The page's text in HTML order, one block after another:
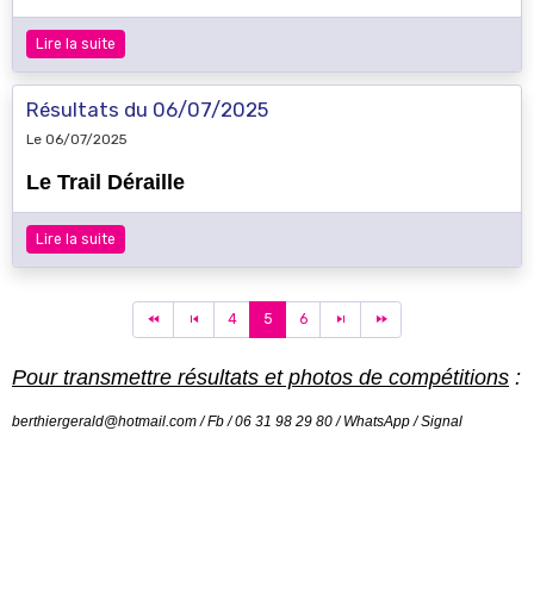
Lire la suite
Résultats du 06/07/2025
Le 06/07/2025
Le Trail Déraille
Lire la suite
4 5 6
Pour transmettre résultats et photos de compétitions :
berthiergerald@hotmail.com / Fb / 06 31 98 29 80 / WhatsApp / Signal